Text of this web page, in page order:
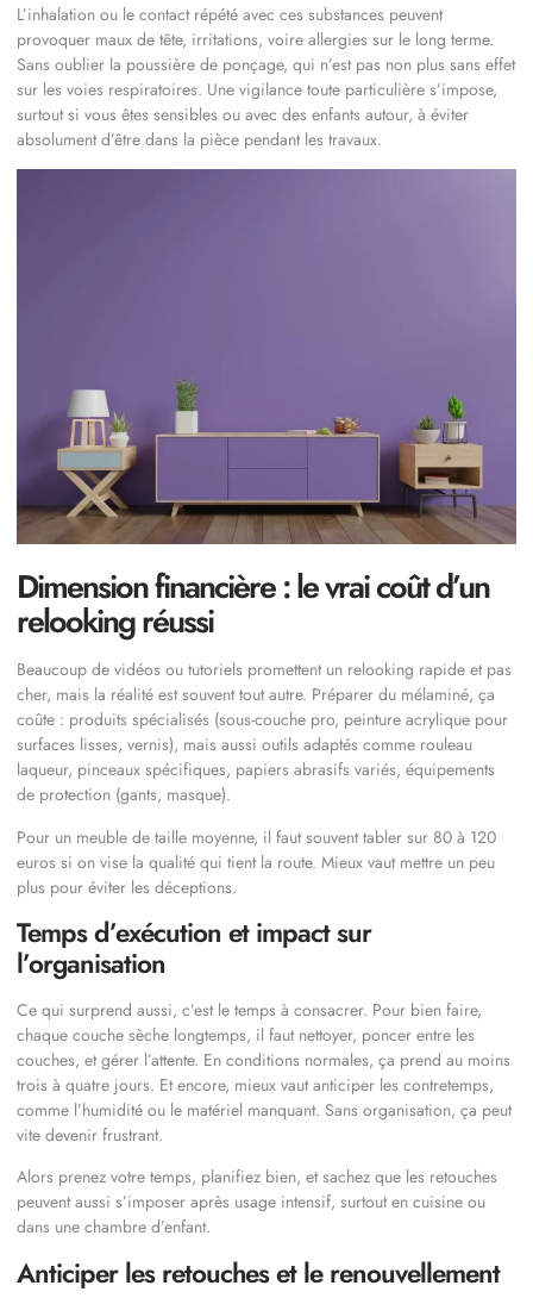
L’inhalation ou le contact répété avec ces substances peuvent
provoquer maux de tête, irritations, voire allergies sur le long terme.
Sans oublier la poussière de ponçage, qui n’est pas non plus sans effet
sur les voies respiratoires. Une vigilance toute particulière s’impose,
surtout si vous êtes sensibles ou avec des enfants autour, à éviter
absolument d’être dans la pièce pendant les travaux.
Dimension financière : le vrai coût d’un
relooking réussi
Beaucoup de vidéos ou tutoriels promettent un relooking rapide et pas
cher, mais la réalité est souvent tout autre. Préparer du mélaminé, ça
coûte : produits spécialisés (sous-couche pro, peinture acrylique pour
surfaces lisses, vernis), mais aussi outils adaptés comme rouleau
laqueur, pinceaux spécifiques, papiers abrasifs variés, équipements
de protection (gants, masque).
Pour un meuble de taille moyenne, il faut souvent tabler sur 80 à 120
euros si on vise la qualité qui tient la route. Mieux vaut mettre un peu
plus pour éviter les déceptions.
Temps d’exécution et impact sur
l’organisation
Ce qui surprend aussi, c’est le temps à consacrer. Pour bien faire,
chaque couche sèche longtemps, il faut nettoyer, poncer entre les
couches, et gérer l’attente. En conditions normales, ça prend au moins
trois à quatre jours. Et encore, mieux vaut anticiper les contretemps,
comme l’humidité ou le matériel manquant. Sans organisation, ça peut
vite devenir frustrant.
Alors prenez votre temps, planifiez bien, et sachez que les retouches
peuvent aussi s’imposer après usage intensif, surtout en cuisine ou
dans une chambre d’enfant.
Anticiper les retouches et le renouvellement